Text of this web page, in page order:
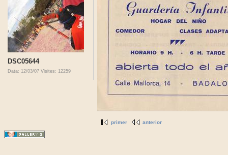
DSC05644
Data: 12/03/07 Visites: 12259
primer anterior